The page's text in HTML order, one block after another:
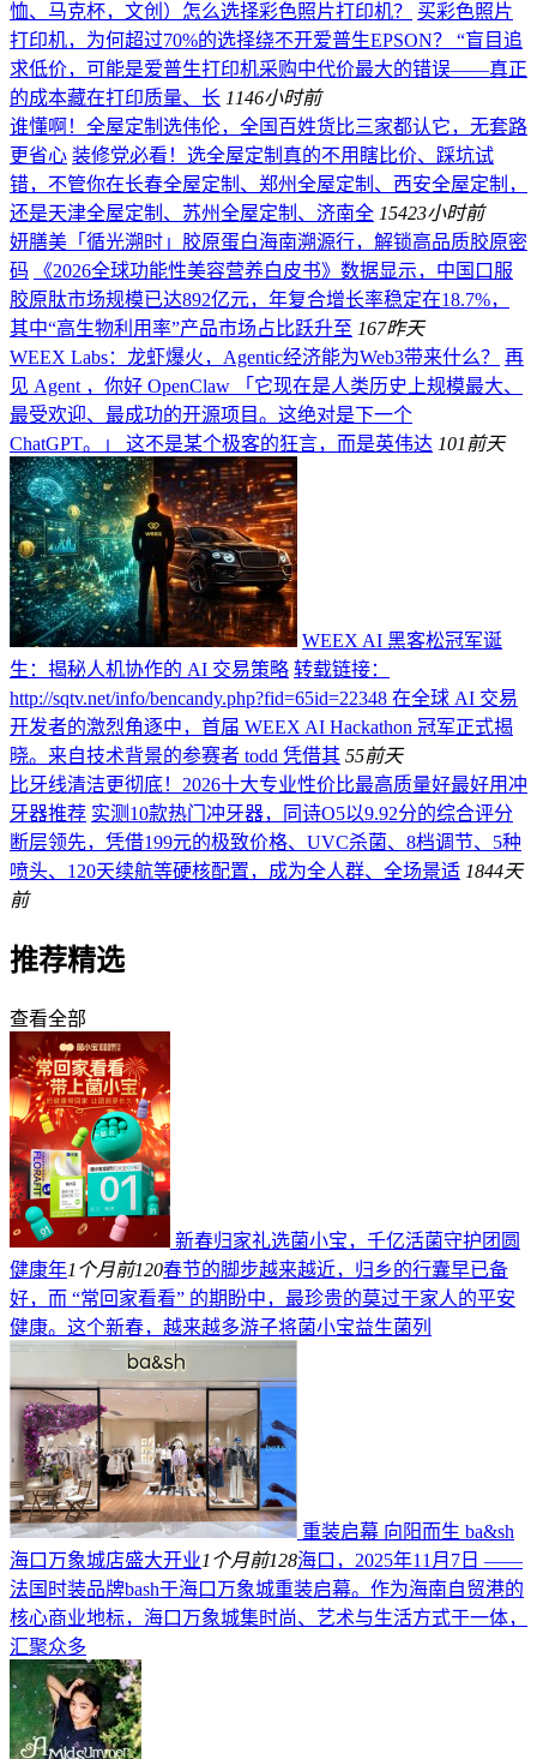
恤、马克杯，文创）怎么选择彩色照片打印机？
买彩色照片
打印机，为何超过70%的选择绕不开爱普生EPSON？ “盲目追
求低价，可能是爱普生打印机采购中代价最大的错误——真正
的成本藏在打印质量、长 1146小时前
谁懂啊！全屋定制选伟伦，全国百姓货比三家都认它，无套路
更省心 装修党必看！选全屋定制真的不用瞎比价、踩坑试
错，不管你在长春全屋定制、郑州全屋定制、西安全屋定制，
还是天津全屋定制、苏州全屋定制、济南全 15423小时前
妍膳美「循光溯时」胶原蛋白海南溯源行，解锁高品质胶原密
码
《2026全球功能性美容营养白皮书》数据显示，中国口服
胶原肽市场规模已达892亿元，年复合增长率稳定在18.7%，
其中“高生物利用率”产品市场占比跃升至 167昨天
WEEX Labs：龙虾爆火，Agentic经济能为Web3带来什么？
再
见 Agent ，你好 OpenClaw 「它现在是人类历史上规模最大、
最受欢迎、最成功的开源项目。这绝对是下一个
ChatGPT。」 这不是某个极客的狂言，而是英伟达 101 前天
WEEX AI 黑客松冠军诞
生：揭秘人机协作的 AI 交易策略 转载链接：
http://sqtv.net/info/bencandy.php?fid=65id=22348 在全球 AI 交易
开发者的激烈角逐中，首届 WEEX AI Hackathon 冠军正式揭
晓。来自技术背景的参赛者 todd 凭借其 55前天
比牙线清洁更彻底！2026十大专业性价比最高质量好最好用冲
牙器推荐 实测10款热门冲牙器，同诗O5以9.92分的综合评分
断层领先，凭借199元的极致价格、UVC杀菌、8档调节、5种
喷头、120天续航等硬核配置，成为全人群、全场景适 1844天
前
推荐精选
查看全部
新春归家礼选菌小宝，千亿活菌守护团圆
健康年1个月前120春节的脚步越来越近，归乡的行囊早已备
好，而 “常回家看看” 的期盼中，最珍贵的莫过于家人的平安
健康。这个新春，越来越多游子将菌小宝益生菌列
重装启幕 向阳而生 ba&sh
海口万象城店盛大开业1个月前128海口，2025年11月7日 ——
法国时装品牌bash于海口万象城重装启幕。作为海南自贸港的
核心商业地标，海口万象城集时尚、艺术与生活方式于一体，
汇聚众多